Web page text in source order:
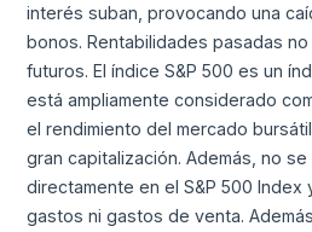
interés suban, provocando una
bonos. Rentabilidades pasadas
futuros. El índice S&P 500 es un
está ampliamente considerado
el rendimiento del mercado
gran capitalización. Además, no
directamente en el S&P 500 Index
gastos ni gastos de venta.